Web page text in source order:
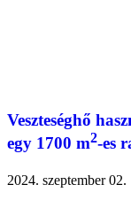
Veszteséghő
egy 1700 m2-es
2024. szeptember 02.